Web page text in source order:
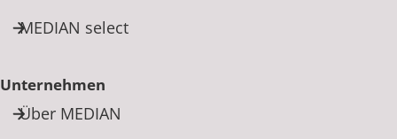
MEDIAN select
Unternehmen
Über MEDIAN